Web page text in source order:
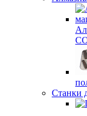
Станки